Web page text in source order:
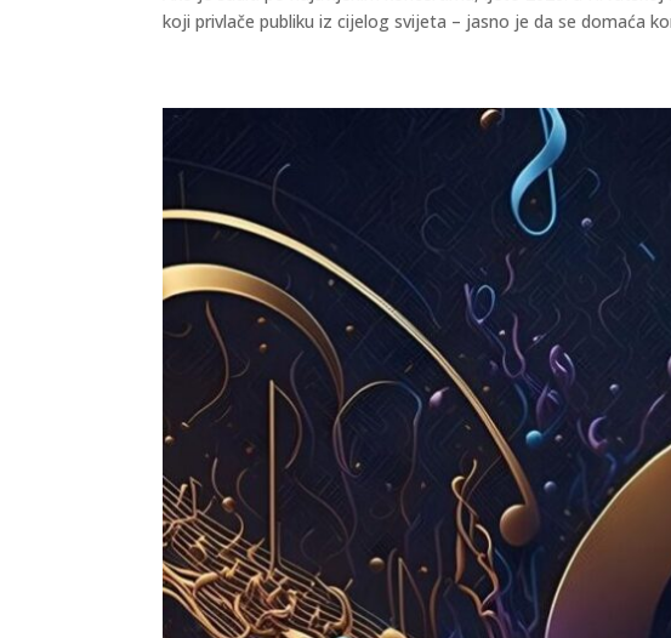
koji privlače publiku iz cijelog svijeta – jasno je da se domaća